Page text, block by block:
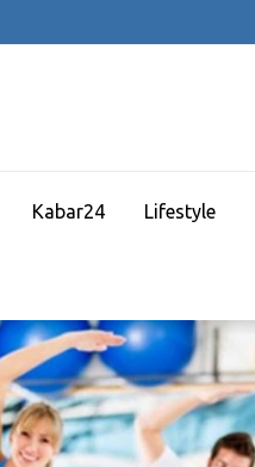
Kabar24 Lifestyle